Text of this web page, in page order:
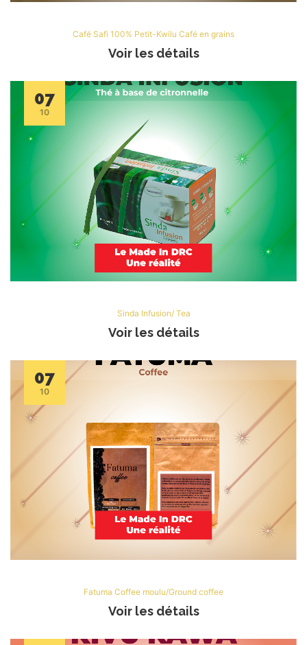
Café Safi 100% Petit-Kwilu Café en grains
Voir les détails
Sinda Infusion/ Tea
Voir les détails
07
10
Fatuma Coffee moulu/Ground coffee
Voir les détails
07
10